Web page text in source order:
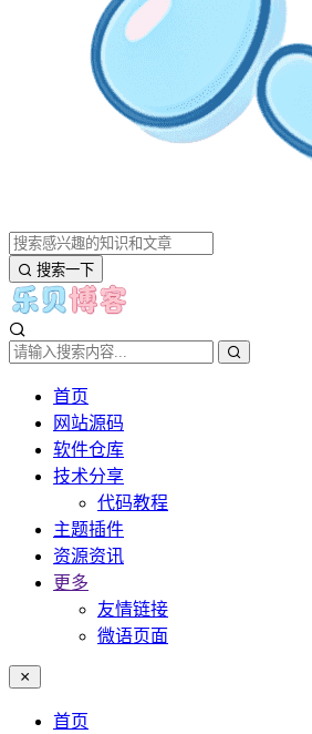
搜索一下
首页
网站源码
软件仓库
技术分享
代码教程
主题插件
资源资讯
更多
友情链接
微语页面
首页